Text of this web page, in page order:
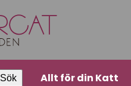
Sök Allt för din Katt